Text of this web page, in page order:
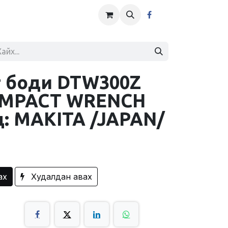
DTW300Z
WRENCH
MAKITA /JAPAN/
Худалдан авах